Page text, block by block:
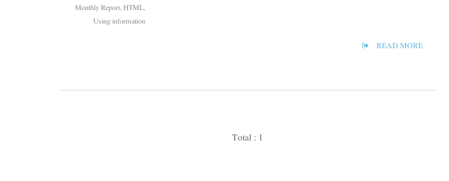
Monthly Report, HTML,
Using information
READ MORE
Total : 1